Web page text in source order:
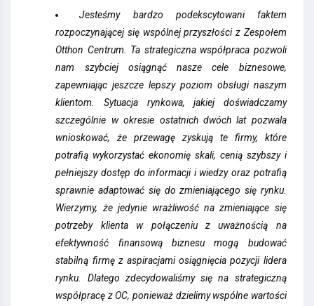
Jesteśmy bardzo podekscytowani faktem
rozpoczynającej się wspólnej przyszłości z Zespołem
Otthon Centrum. Ta strategiczna współpraca pozwoli
nam szybciej osiągnąć nasze cele biznesowe,
zapewniając jeszcze lepszy poziom obsługi naszym
klientom. Sytuacja rynkowa, jakiej doświadczamy
szczególnie w okresie ostatnich dwóch lat pozwala
wnioskować, że przewagę zyskują te firmy, które
potrafią wykorzystać ekonomię skali, cenią szybszy i
pełniejszy dostęp do informacji i wiedzy oraz potrafią
sprawnie adaptować się do zmieniającego się rynku.
Wierzymy, że jedynie wrażliwość na zmieniające się
potrzeby klienta w połączeniu z uważnością na
efektywność finansową biznesu mogą budować
stabilną firmę z aspiracjami osiągnięcia pozycji lidera
rynku. Dlatego zdecydowaliśmy się na strategiczną
współpracę z OC, ponieważ dzielimy wspólne wartości